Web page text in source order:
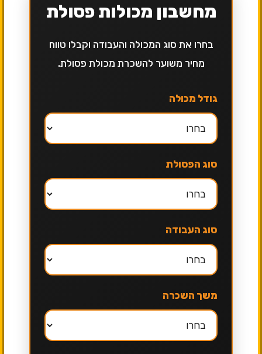
מחשבון מכולות פסולת
בחרו את סוג המכולה והעבודה וקבלו טווח
מחיר משוער להשכרת מכולת פסולת.
גודל מכולה
סוג הפסולת
סוג העבודה
משך השכרה